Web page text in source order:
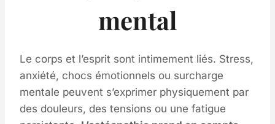
mental
Le corps et l’esprit sont intimement liés. Stress,
anxiété, chocs émotionnels ou surcharge
mentale peuvent s’exprimer physiquement par
des douleurs, des tensions ou une fatigue